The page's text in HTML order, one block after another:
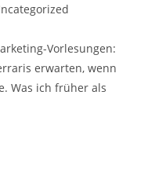
Vorlesungen:
erwarten, wenn
Was ich früher als